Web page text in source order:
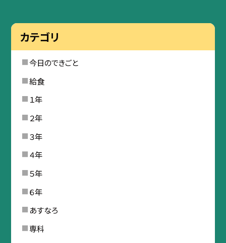
カテゴリ
今日のできごと
給食
１年
２年
３年
４年
５年
６年
あすなろ
専科